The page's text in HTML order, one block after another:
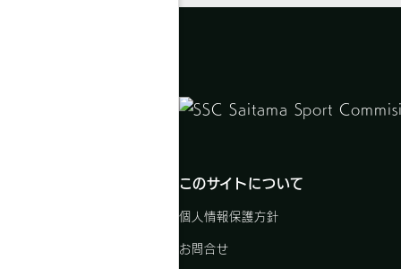
このサイトについて
個人情報保護方針
お問合せ